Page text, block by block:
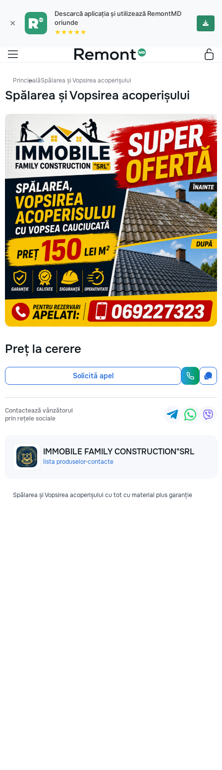
×
Descarcă aplicația și utilizează RemontMD
oriunde
★★★★★
PrincipalăSpălarea și Vopsirea acoperișului
Spălarea și Vopsirea acoperișului
Preț la cerere
Solicită apel
Contactează vânzătorul
prin rețele sociale
IMMOBILE FAMILY CONSTRUCTION"SRL
lista produselor•contacte
Spălarea și Vopsirea acoperișului cu tot cu material plus garanție